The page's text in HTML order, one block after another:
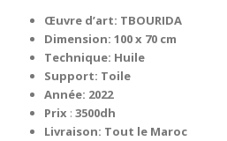
Œuvre d’art: TBOURIDA
Dimension: 100 x 70 cm
Technique: Huile
Support: Toile
Année: 2022
Prix : 3500dh
Livraison: Tout le Maroc